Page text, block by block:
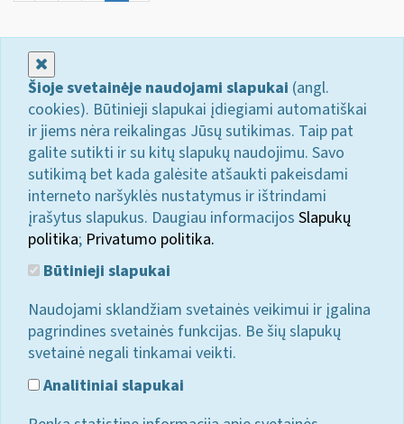
Šioje svetainėje naudojami slapukai (angl.
cookies). Būtinieji slapukai įdiegiami automatiškai
ir jiems nėra reikalingas Jūsų sutikimas. Taip pat
galite sutikti ir su kitų slapukų naudojimu. Savo
sutikimą bet kada galėsite atšaukti pakeisdami
interneto naršyklės nustatymus ir ištrindami
įrašytus slapukus. Daugiau informacijos Slapukų
politika; Privatumo politika.
Būtinieji slapukai
Naudojami sklandžiam svetainės veikimui ir įgalina
pagrindines svetainės funkcijas. Be šių slapukų
svetainė negali tinkamai veikti.
Analitiniai slapukai